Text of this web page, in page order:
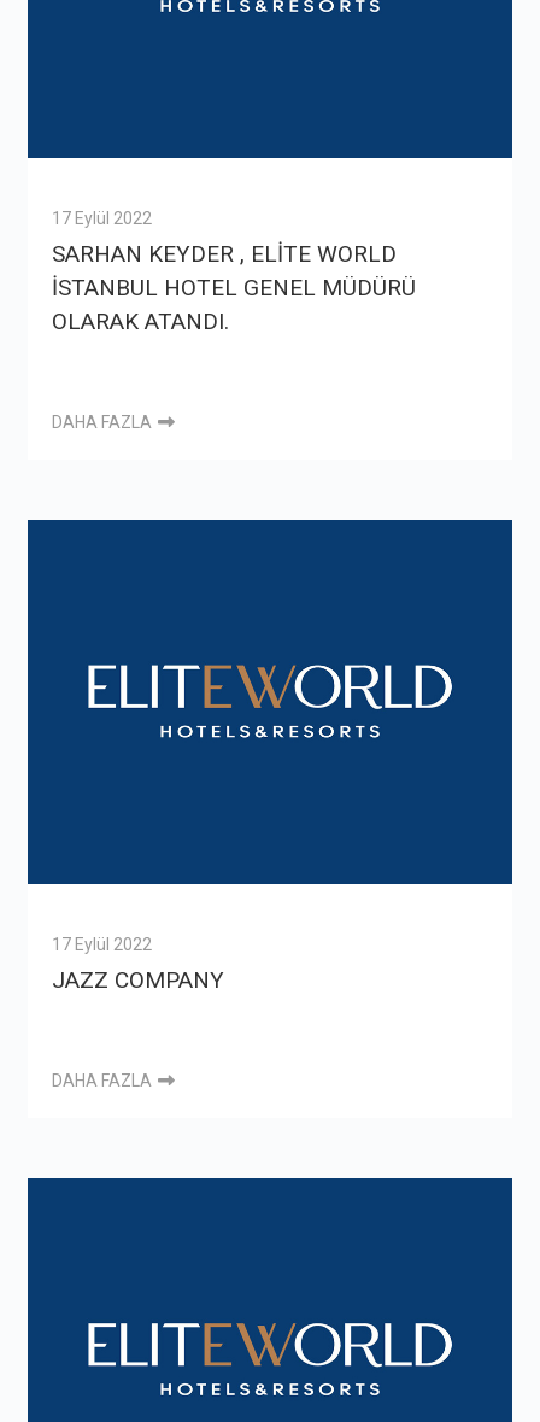
17 Eylül 2022
SARHAN KEYDER , ELİTE WORLD
İSTANBUL HOTEL GENEL MÜDÜRÜ
OLARAK ATANDI.
DAHA FAZLA
17 Eylül 2022
JAZZ COMPANY
DAHA FAZLA